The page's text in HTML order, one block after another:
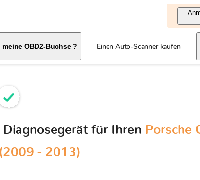
meine OBD2-Buchse ? Einen Auto-Scanner kaufen
für Ihren Porsche
- 2013)